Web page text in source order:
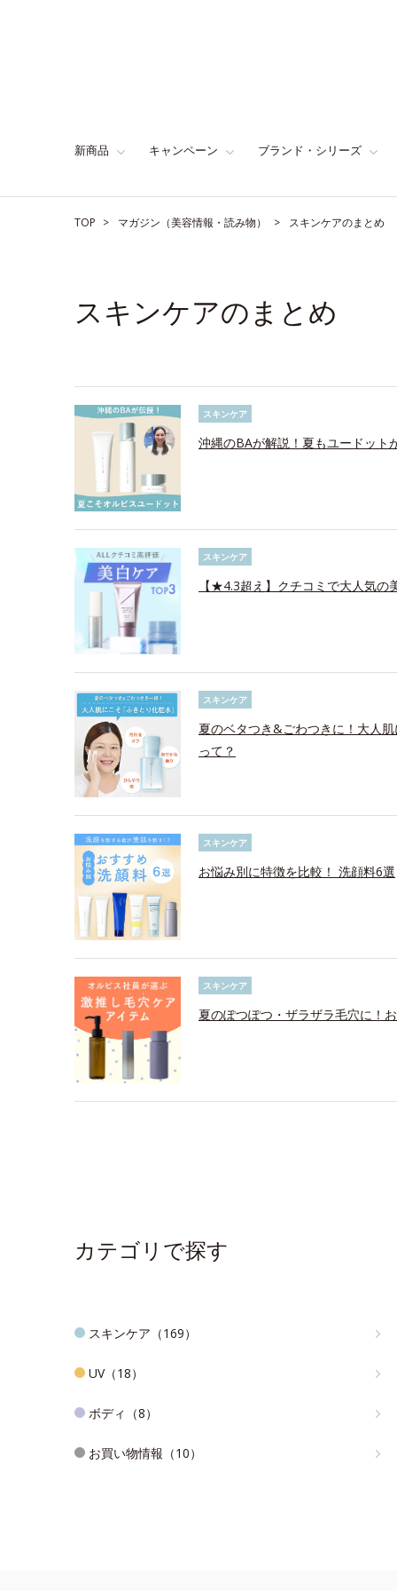
新商品 キャンペーン ブランド・シリーズ
TOP マガジン（美容情報・読み物） スキンケアのまとめ
スキンケアのまとめ
スキンケア
沖縄のBAが解説！夏もユードット
スキンケア
【★4.3超え】クチコミで大人気の
スキンケア
夏のベタつき&ごわつきに！大人
って？
スキンケア
お悩み別に特徴を比較！ 洗顔料6選
スキンケア
夏のぽつぽつ・ザラザラ毛穴に！
カテゴリで探す
スキンケア（169）
UV（18）
ボディ（8）
お買い物情報（10）